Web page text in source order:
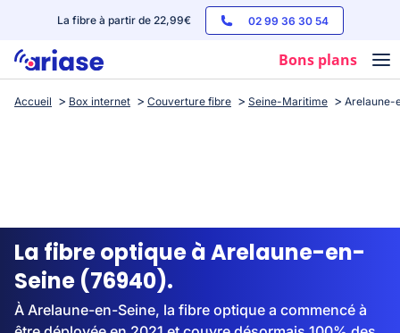
La fibre à partir de 22,99€ 02 99 36 30 54
Bons plans
Box internet
Streaming
Accueil Box internet Couverture fibre Seine-Maritime Arelaune-
La fibre optique à Arelaune-en-
Seine (76940).
À Arelaune-en-Seine, la fibre optique a commencé à